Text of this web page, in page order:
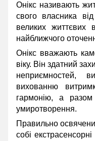
Онікс називають
свого власника
великих життєвих
найближчого
Онікс вважають
віку. Він здатний
неприємностей,
вихованню
гармонію, а
умиротворення.
Правильно
собі